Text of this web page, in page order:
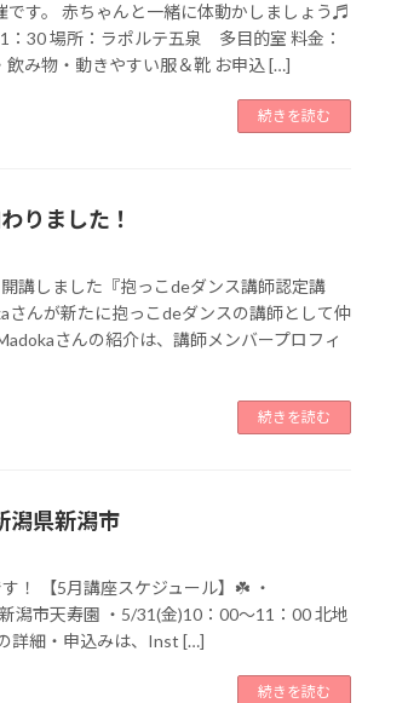
です。 赤ちゃんと一緒に体動かしましょう♬
：30 場所：ラポルテ五泉 多目的室 料金：
飲み物・動きやすい服＆靴 お申込 […]
続きを読む
りました！
講しました『抱っこdeダンス講師認定講
さんが新たに抱っこdeダンスの講師として仲
さんの紹介は、講師メンバープロフィ
続きを読む
潟県新潟市
！ 【5月講座スケジュール】☘️ ・
潟市天寿園 ・5/31(金)10：00～11：00 北地
詳細・申込みは、Inst […]
続きを読む